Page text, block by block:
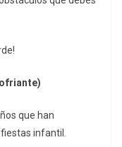
que han
infantil.